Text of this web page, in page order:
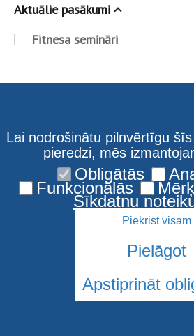
Aktuālie pasākumi
Fitnesa semināri
© 2026 Latvijas Universitāte. Visas
Lai nodrošinātu pilnvērtīgu
pieredzi, mēs
Obligātās
Funkcionālās
Sīkdatņu
Piekrist visam
Pielāgot
Apstiprināt